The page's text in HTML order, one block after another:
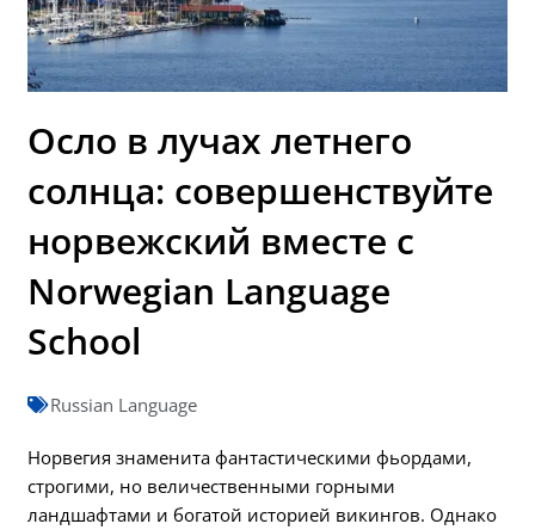
Осло в лучах летнего
солнца: совершенствуйте
норвежский вместе с
Norwegian Language
School
Russian Language
Норвегия знаменита фантастическими фьордами,
строгими, но величественными горными
ландшафтами и богатой историей викингов. Однако